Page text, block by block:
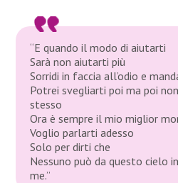
“E quando il modo di aiutarti
Sarà non aiutarti più
Sorridi in faccia all’odio e
Potrei svegliarti poi ma poi
stesso
Ora è sempre il mio miglior
Voglio parlarti adesso
Solo per dirti che
Nessuno può da questo cielo
me.”